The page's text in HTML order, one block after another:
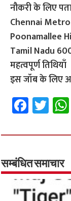
नौकरी के लिए
Chennai
Poonamallee
Tamil Nadu
महत्वपूर्ण तिथियाँ
इस जॉब के लिए
Fa
ce
b
o
o
k
T
wi
tt
er
सम्बंधित समाचार